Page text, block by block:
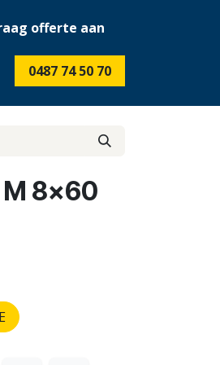
offerte aan
0487 74 50 70
M 8x60